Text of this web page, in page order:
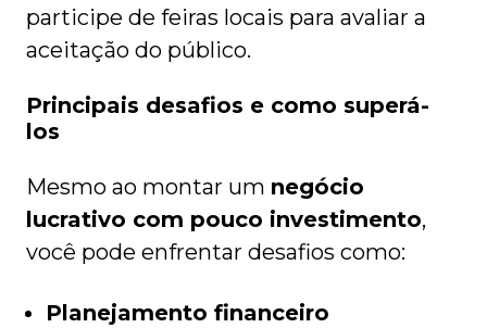
participe de feiras locais para avaliar a
aceitação do público.
Principais desafios e como superá-
los
Mesmo ao montar um negócio
lucrativo com pouco investimento,
você pode enfrentar desafios como:
Planejamento financeiro